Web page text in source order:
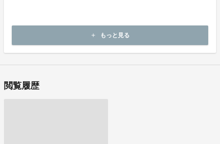
商品到着後14日以内に起案者までご連絡いただいた後、
起案者から対応方法をお客様宛にご連絡致します。
add もっと見る
閲覧履歴